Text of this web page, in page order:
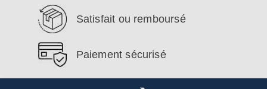
Satisfait ou remboursé
Paiement sécurisé